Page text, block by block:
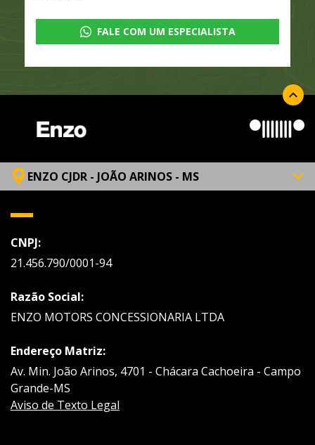
FALE COM UM ESPECIALISTA
ENZO CJDR - JOÃO ARINOS - MS
CNPJ:
21.456.790/0001-94
Razão Social:
ENZO MOTORS CONCESSIONARIA LTDA
Endereço Matriz:
Av. Min. João Arinos, 4701 - Chácara Cachoeira - Campo
Grande-MS
Aviso de Texto Legal